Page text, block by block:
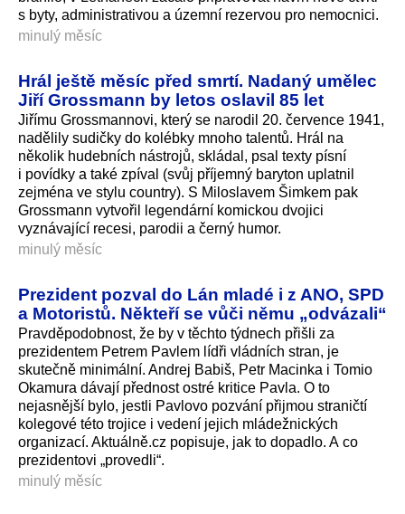
s byty, administrativou a územní rezervou pro nemocnici.
minulý měsíc
Hrál ještě měsíc před smrtí. Nadaný umělec
Jiří Grossmann by letos oslavil 85 let
Jiřímu Grossmannovi, který se narodil 20. července 1941,
nadělily sudičky do kolébky mnoho talentů. Hrál na
několik hudebních nástrojů, skládal, psal texty písní
i povídky a také zpíval (svůj příjemný baryton uplatnil
zejména ve stylu country). S Miloslavem Šimkem pak
Grossmann vytvořil legendární komickou dvojici
vyznávající recesi, parodii a černý humor.
minulý měsíc
Prezident pozval do Lán mladé i z ANO, SPD
a Motoristů. Někteří se vůči němu „odvázali“
Pravděpodobnost, že by v těchto týdnech přišli za
prezidentem Petrem Pavlem lídři vládních stran, je
skutečně minimální. Andrej Babiš, Petr Macinka i Tomio
Okamura dávají přednost ostré kritice Pavla. O to
nejasnější bylo, jestli Pavlovo pozvání přijmou straničtí
kolegové této trojice i vedení jejich mládežnických
organizací. Aktuálně.cz popisuje, jak to dopadlo. A co
prezidentovi „provedli“.
minulý měsíc